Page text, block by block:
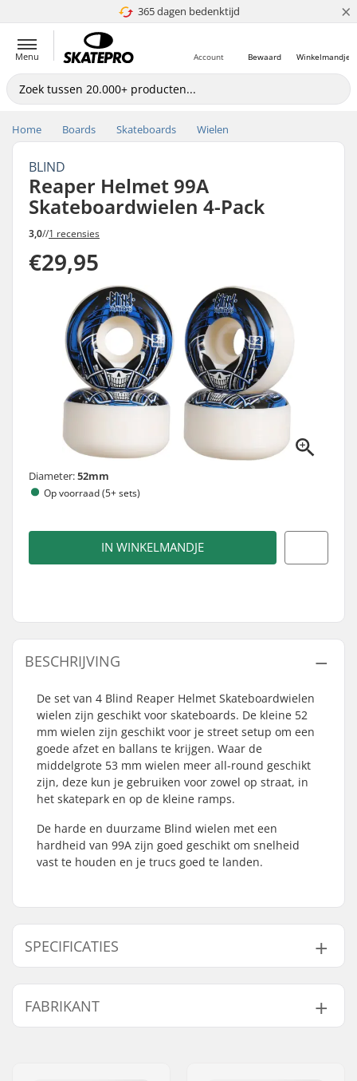
365 dagen bedenktijd
4.8 van 5 ×
Menu Winkelmandje
Bewaard
Account
Home Boards Skateboards Wielen
BLIND
Reaper Helmet 99A
Skateboardwielen 4-Pack
3,0//1 recensies
€29,95
Diameter:52mm
Op voorraad (5+ sets)
IN WINKELMANDJE
BESCHRIJVING
De set van 4 Blind Reaper Helmet Skateboardwielen
wielen zijn geschikt voor skateboards. De kleine 52
mm wielen zijn geschikt voor je street setup om een
goede afzet en ballans te krijgen. Waar de
middelgrote 53 mm wielen meer all-round geschikt
zijn, deze kun je gebruiken voor zowel op straat, in
het skatepark en op de kleine ramps.
De harde en duurzame Blind wielen met een
hardheid van 99A zijn goed geschikt om snelheid
vast te houden en je trucs goed te landen.
SPECIFICATIES
Wieldiameter:
52mm
Lagers:
Wielhardheid:
99A
FABRIKANT